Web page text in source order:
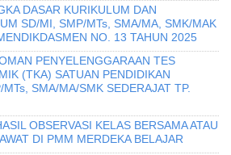
DASAR KURIKULUM DAN
SD/MI, SMP/MTs, SMA/MA, SMK/MAK
NO. 13 TAHUN 2025
PENYELENGGARAAN TES
(TKA) SATUAN PENDIDIKAN
SMA/MA/SMK SEDERAJAT TP.
OBSERVASI KELAS BERSAMA ATAU
DI PMM MERDEKA BELAJAR